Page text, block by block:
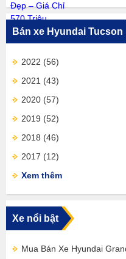
Bán xe Hyundai Tucson
2022 (56)
2021 (43)
2020 (57)
2019 (52)
2018 (46)
2017 (12)
Xem thêm
Xe nổi bật
Mua Bán Xe Hyundai